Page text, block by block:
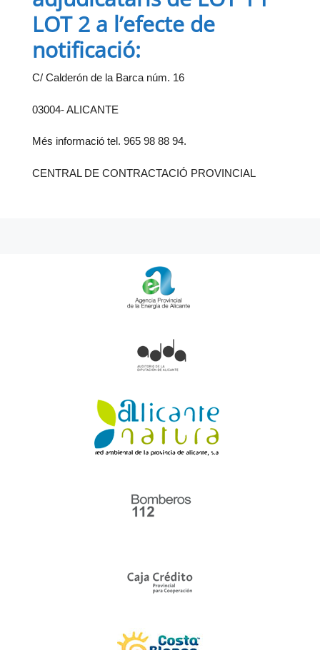
LOT 2 a l’efecte de
notificació:
C/ Calderón de la Barca núm. 16
03004- ALICANTE
Més informació tel. 965 98 88 94.
CENTRAL DE CONTRACTACIÓ PROVINCIAL